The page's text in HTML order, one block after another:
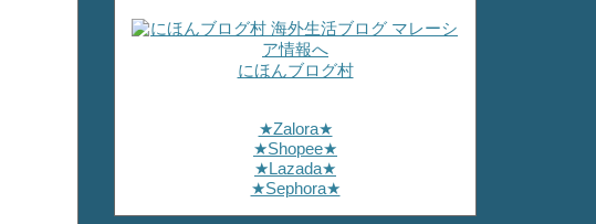
にほんブログ村
★Zalora★
★Shopee★
★Lazada★
★Sephora★